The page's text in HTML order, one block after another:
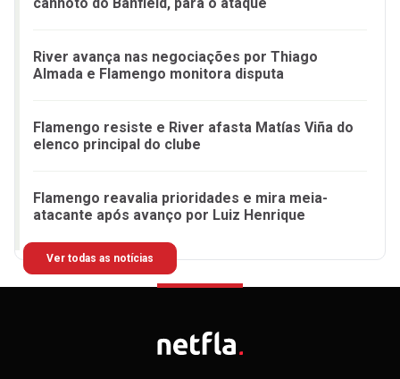
River avança nas negociações por Thiago
Almada e Flamengo monitora disputa
Flamengo resiste e River afasta Matías Viña do
elenco principal do clube
Flamengo reavalia prioridades e mira meia-
atacante após avanço por Luiz Henrique
Ver todas as notícias